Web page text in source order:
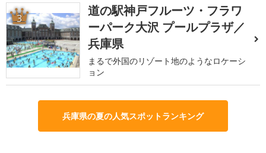
3
道の駅神戸フルーツ・フラワ
ーパーク大沢 プールプラザ／
兵庫県
まるで外国のリゾート地のようなロケーシ
ョン
兵庫県の夏の人気スポットランキング